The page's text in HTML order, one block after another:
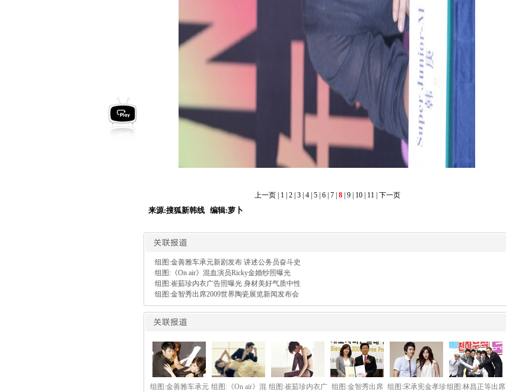
上一页 1 2 3 4 5 6 7 8 9 10 11 下一页
来源:搜狐新韩线 编辑:萝卜
·组图:金善雅车承元新剧发布 讲述公务员奋斗史
·组图:《On air》混血演员Ricky金婚纱照曝光
·组图:崔茹珍内衣广告照曝光 身材美好气质中性
·组图:金智秀出席2009世界陶瓷展览新闻发布会
组图:金善雅车承元 组图:《On air》混 组图:崔茹珍内衣广 组图:金智秀出席 组图:宋承宪金孝珍组图:林昌正等出席